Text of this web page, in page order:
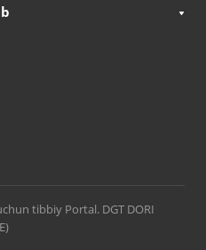
tibbiy Portal. DGT DORI